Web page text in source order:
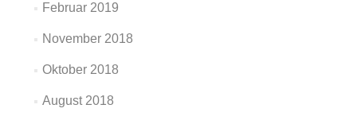
Februar 2019
November 2018
Oktober 2018
August 2018